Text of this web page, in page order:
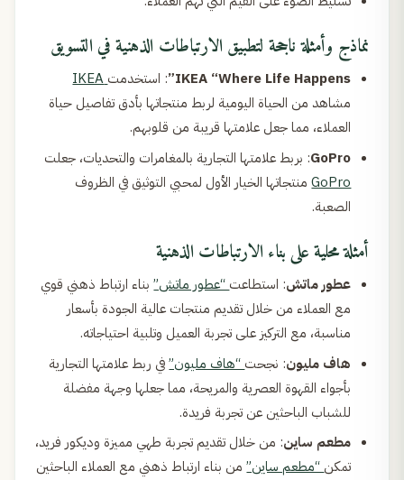
نماذج وأمثلة ناجحة لتطبيق الارتباطات الذهنية في التسويق
IKEA “Where Life Happens” : استخدمت
مشاهد من الحياة اليومية لربط منتجاتها بأدق تفاصيل حياة
العملاء، مما جعل علامتها قريبة من قلوبهم.
GoPro: بربط علامتها التجارية بالمغامرات والتحديات، جعلت
GoProمنتجاتها الخيار الأول لمحبي التوثيق في الظروف
الصعبة.
أمثلة محلية على بناء الارتباطات الذهنية
عطور ماتش: استطاعت “عطور ماتش”بناء ارتباط ذهني قوي
مع العملاء من خلال تقديم منتجات عالية الجودة بأسعار
مناسبة، مع التركيز على تجربة العميل وتلبية احتياجاته.
هاف مليون: نجحت “هاف مليون”في ربط علامتها التجارية
بأجواء القهوة العصرية والمريحة، مما جعلها وجهة مفضلة
للشباب الباحثين عن تجربة فريدة.
مطعم ساين: من خلال تقديم تجربة طهي مميزة وديكور فريد،
تمكن“مطعم ساين”من بناء ارتباط ذهني مع العملاء الباحثين